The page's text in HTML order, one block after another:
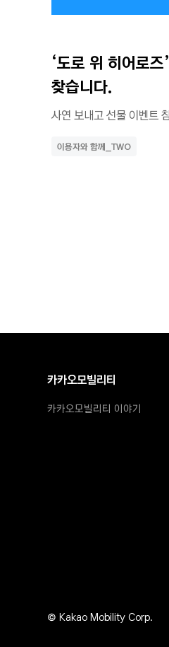
‘도로 위 히어로
찾습니다.
사연 보내고 선물 이벤트
이용자와 함께_TWO
전체메뉴
카카오모빌리티
카카오모빌리티 이야기
푸터 메뉴
© Kakao Mobility Corp.